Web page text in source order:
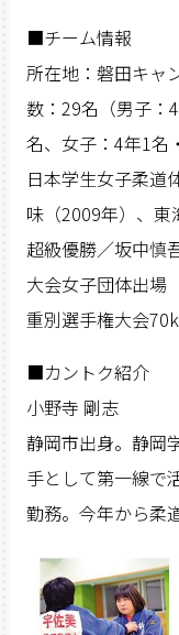
■チーム情報
所在地：磐田キャ
数：29名（男子：
名、女子：4年1
日本学生女子柔道
味（2009年）、
超級優勝／坂中慎
大会女子団体出場
重別選手権大会
■カントク紹介
小野寺 剛志
静岡市出身。静岡
手として第一線で
勤務。今年から柔